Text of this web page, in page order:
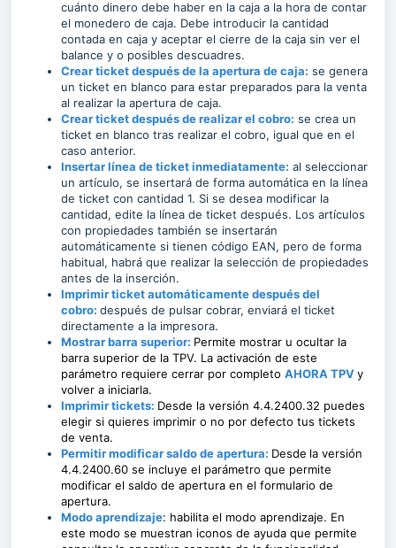
cuánto dinero debe haber en la caja a la hora de contar
el monedero de caja. Debe introducir la cantidad
contada en caja y aceptar el cierre de la caja sin ver el
balance y o posibles descuadres.
Crear ticket después de la apertura de caja: se genera
un ticket en blanco para estar preparados para la venta
al realizar la apertura de caja.
Crear ticket después de realizar el cobro: se crea un
ticket en blanco tras realizar el cobro, igual que en el
caso anterior.
Insertar línea de ticket inmediatamente: al seleccionar
un artículo, se insertará de forma automática en la línea
de ticket con cantidad 1. Si se desea modificar la
cantidad, edite la línea de ticket después. Los artículos
con propiedades también se insertarán
automáticamente si tienen código EAN, pero de forma
habitual, habrá que realizar la selección de propiedades
antes de la inserción.
Imprimir ticket automáticamentedespuésdel
cobro: después de pulsar cobrar, enviará el ticket
directamente a la impresora.
Mostrar barra superior: Permite mostrar u ocultar la
barra superior de la TPV. La activación de este
parámetro requiere cerrar por completo AHORA TPVy
volver a iniciarla.
Imprimir tickets: Desde la versión 4.4.2400.32 puedes
elegir si quieres imprimir o no por defecto tus tickets
de venta.
Permitir modificar saldo de apertura: Desde la versión
4.4.2400.60 se incluye el parámetro que permite
modificar el saldo de apertura en el formulario de
apertura.
Modo aprendizaje: habilita el modo aprendizaje. En
este modo se muestran iconos de ayuda que permite